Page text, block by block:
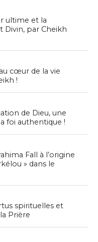
ultime et la
Divin, par Cheikh
cœur de la vie
!
de Dieu, une
foi authentique !
Fall à l’origine
» dans le
spirituelles et
Prière